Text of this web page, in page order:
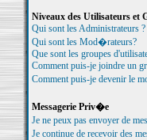
Niveaux des Utilisateurs et
Qui sont les Administrateurs ?
Qui sont les Mod�rateurs?
Que sont les groupes
Comment puis-je joindre un
Comment puis-je devenir le
Messagerie Priv�e
Je ne peux pas envoyer de
Je continue de recevoir des